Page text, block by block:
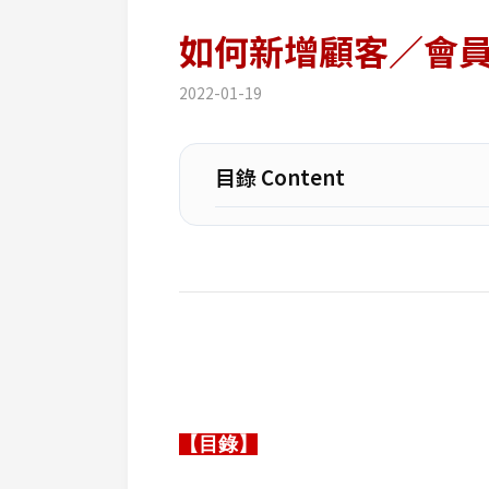
如何新增顧客／會
2022-01-19
目錄 Content
【目錄】